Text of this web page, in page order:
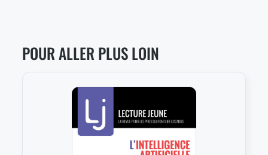
POUR ALLER PLUS LOIN